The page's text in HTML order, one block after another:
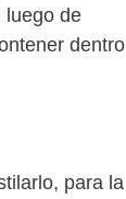
luego de
dentro
para la